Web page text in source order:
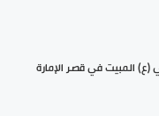
(ع) المبيت في قصر الإمارة